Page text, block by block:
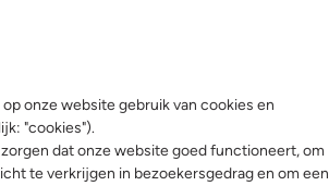
op onze website gebruik van cookies en
"cookies").
dat onze website goed functioneert, om
te verkrijgen in bezoekersgedrag en om een